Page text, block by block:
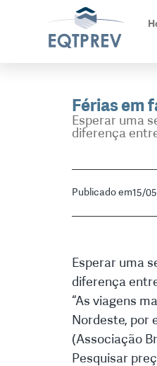
Férias em
Esperar uma
diferença
Publicado em15/
Esperar uma
diferença
“As viagens
Nordeste, por
(Associação
Pesquisar